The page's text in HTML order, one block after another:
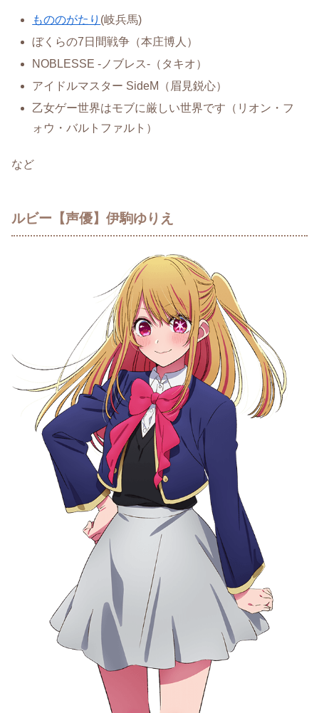
もののがたり (岐兵馬)
ぼくらの7日間戦争（本庄博人）
NOBLESSE -ノブレス-（タキオ）
アイドルマスター SideM（眉見鋭心）
乙女ゲー世界はモブに厳しい世界です（リオン・フ
ォウ・バルトファルト）
など
ルビー【声優】伊駒ゆりえ